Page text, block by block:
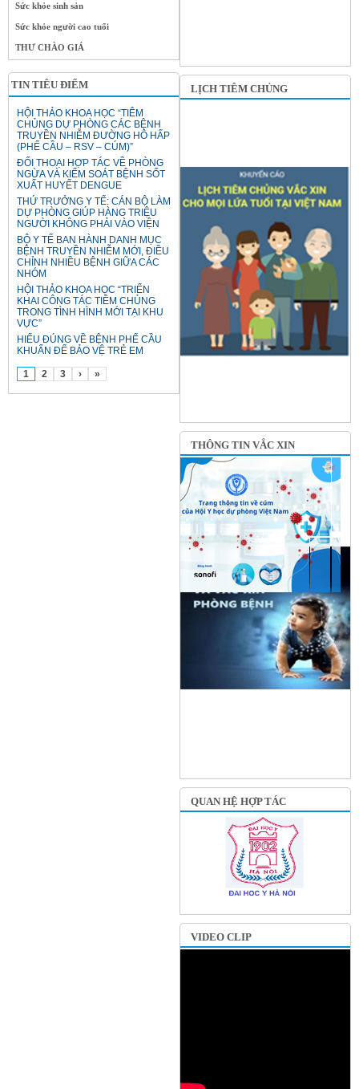
Sức khỏe sinh sản
Sức khỏe người cao tuổi
THƯ CHÀO GIÁ
TIN TIÊU ĐIỂM
HỘI THẢO KHOA HỌC “TIÊM
CHỦNG DỰ PHÒNG CÁC BỆNH
TRUYỀN NHIỄM ĐƯỜNG HÔ HẤP
(PHẾ CẦU – RSV – CÚM)”
ĐỐI THOẠI HỢP TÁC VỀ PHÒNG
NGỪA VÀ KIỂM SOÁT BỆNH SỐT
XUẤT HUYẾT DENGUE
THỨ TRƯỞNG Y TẾ: CÁN BỘ LÀM
DỰ PHÒNG GIÚP HÀNG TRIỆU
NGƯỜI KHÔNG PHẢI VÀO VIỆN
BỘ Y TẾ BAN HÀNH DANH MỤC
BỆNH TRUYỀN NHIỄM MỚI, ĐIỀU
CHỈNH NHIỀU BỆNH GIỮA CÁC
NHÓM
HỘI THẢO KHOA HỌC “TRIỂN
KHAI CÔNG TÁC TIÊM CHỦNG
TRONG TÌNH HÌNH MỚI TẠI KHU
VỰC”
HIỂU ĐÚNG VỀ BỆNH PHẾ CẦU
KHUẨN ĐỂ BẢO VỆ TRẺ EM
1 2 3 › »
LỊCH TIÊM CHỦNG
THÔNG TIN VẮC XIN
QUAN HỆ HỢP TÁC
VIDEO CLIP